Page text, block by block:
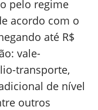
pelo regime
acordo com o
até R$
vale-
transporte,
de nível
outros